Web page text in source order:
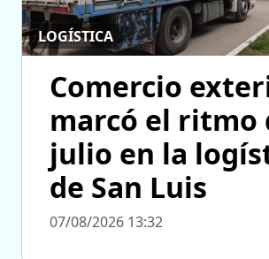
LOGÍSTICA
Comercio
marcó el ritmo
julio en la
de San Luis
07/08/2026 13:32